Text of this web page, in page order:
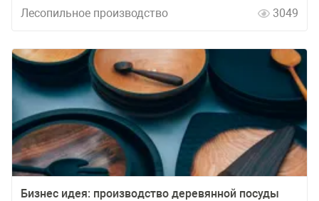
Лесопильное производство
3049
Бизнес идея: производство деревянной посуды